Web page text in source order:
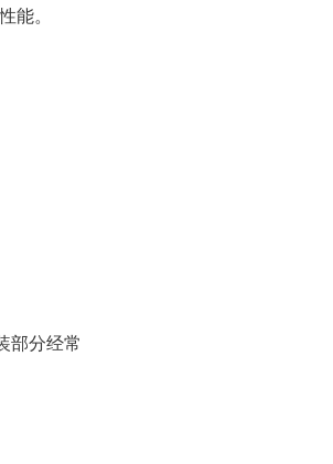
能。
部分经常